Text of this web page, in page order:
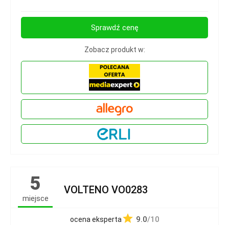
Sprawdź cenę
Zobacz produkt w:
5
miejsce
VOLTENO VO0283
ocena eksperta 9.0/10